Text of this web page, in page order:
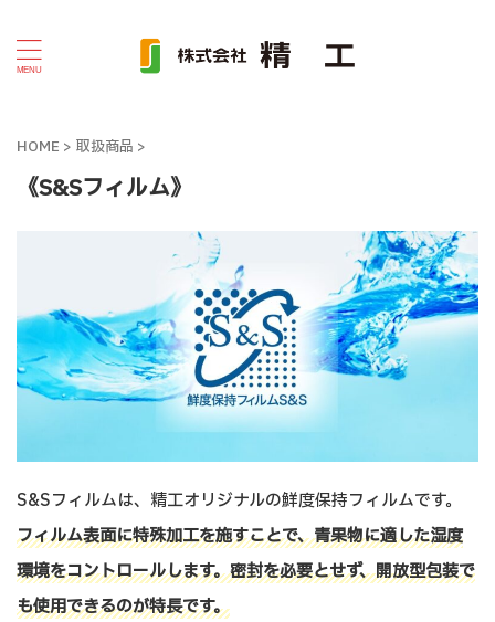
HOME > 取扱商品 >
《S&Sフィルム》
S&Sフィルムは、精工オリジナルの鮮度保持フィルムです。
フィルム表面に特殊加工を施すことで、青果物に適した湿度
環境をコントロールします。密封を必要とせず、開放型包装で
も使用できるのが特長です。